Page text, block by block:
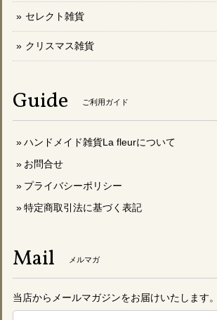
セレクト雑貨
クリスマス雑貨
Guide ご利用ガイド
ハンドメイド雑貨La fleurについて
お問合せ
プライバシーポリシー
特定商取引法に基づく表記
Mail メルマガ
当店からメールマガジンをお届けいたします。